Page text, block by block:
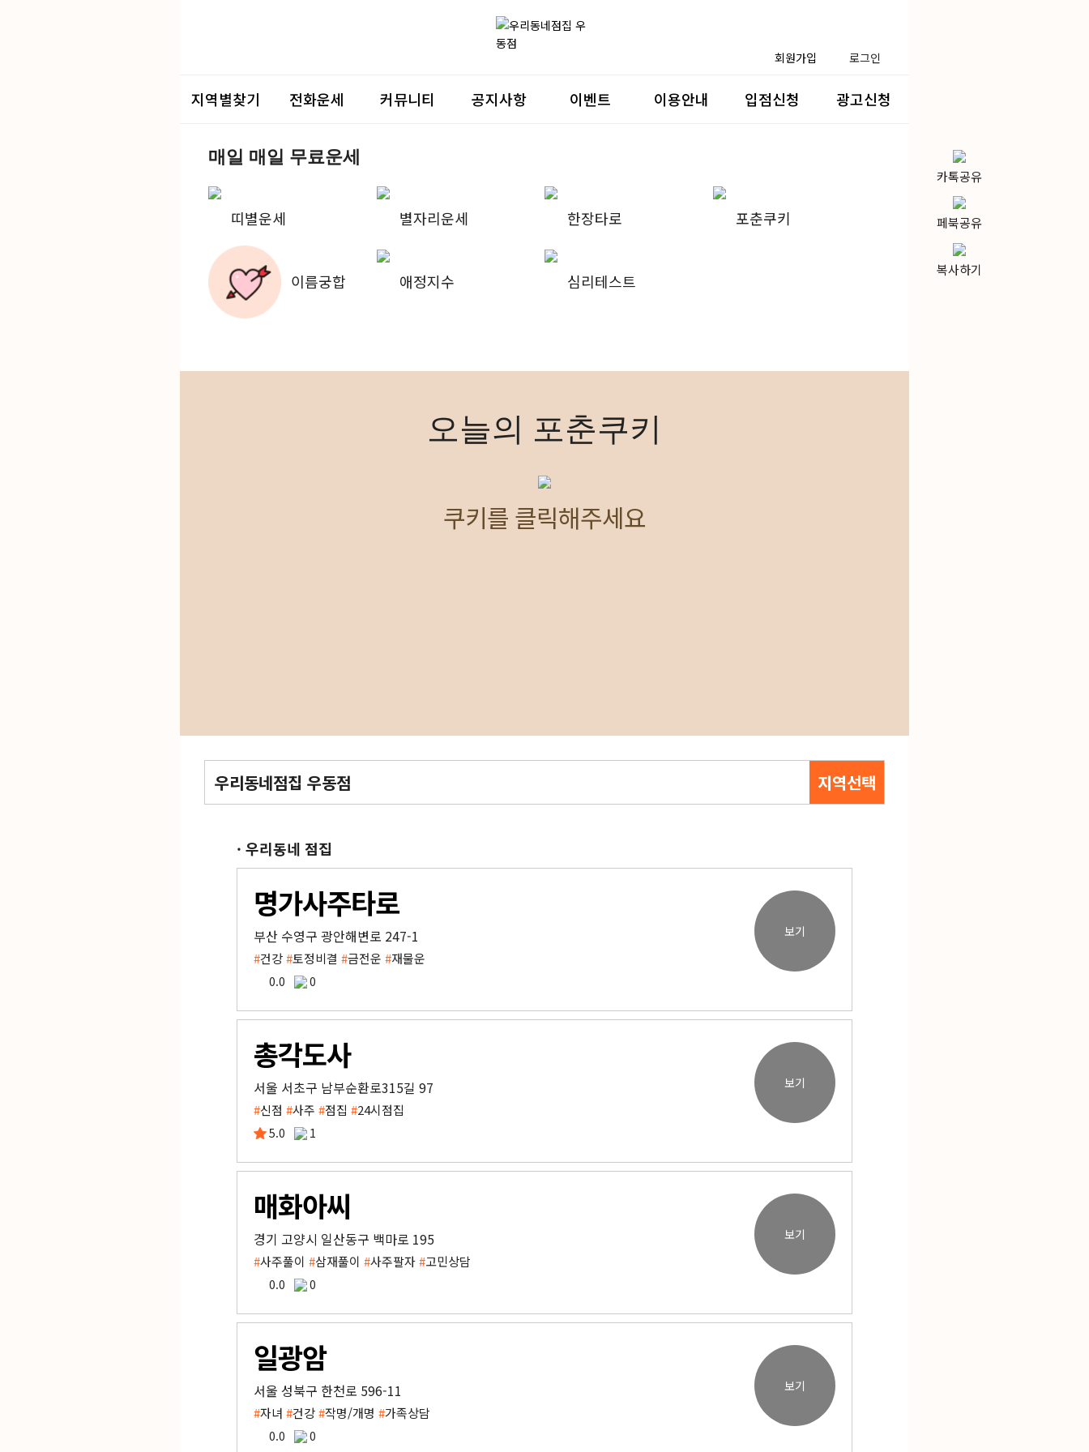
회원가입 로그인
지역별찾기 전화운세 커뮤니티 공지사항 이벤트 이용안내 입점신청 광고신청
매일 매일 무료운세
띠별운세 별자리운세 한장타로 포춘쿠키
이름궁합 애정지수 심리테스트
카톡공유
페북공유
복사하기
오늘의 포춘쿠키
쿠키를 클릭해주세요
우리동네점집 우동점 지역선택
· 우리동네 점집
명가사주타로
부산 수영구 광안해변로 247-1
#건강#토정비결 #금전운 #재물운
0.0 0
보기
총각도사
서울 서초구 남부순환로315길 97
#신점 #사주 #점집 #24시점집
5.0 1
보기
매화아씨
경기 고양시 일산동구 백마로 195
#사주풀이 #삼재풀이 #사주팔자#고민상담
0.0 0
보기
일광암
서울 성북구 한천로 596-11
#자녀 #건강#작명/개명 #가족상담
0.0 0
보기